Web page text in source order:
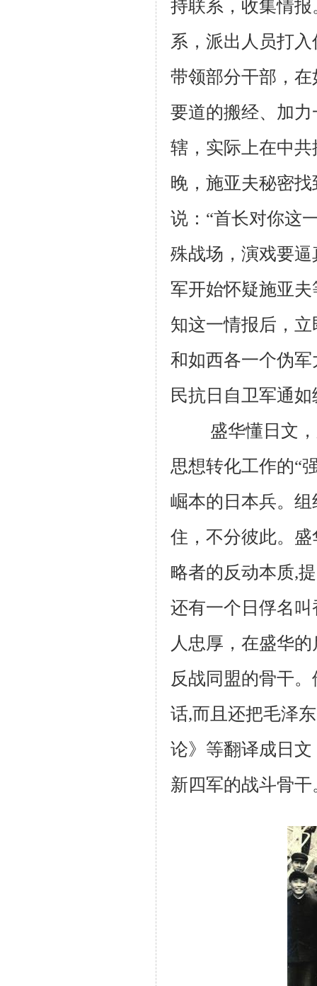
持联系，收集情
系，派出人员打
带领部分干部，
要道的搬经、加
辖，实际上在中
晚，施亚夫秘密
说：“首长对你这
殊战场，演戏要
军开始怀疑施亚
知这一情报后，
和如西各一个伪
民抗日自卫军通
盛华懂日文，
思想转化工作的“
崛本的日本兵。
住，不分彼此。
略者的反动本质,
还有一个日俘名
人忠厚，在盛华
反战同盟的骨干
话,而且还把毛泽
论》等翻译成日
新四军的战斗骨干